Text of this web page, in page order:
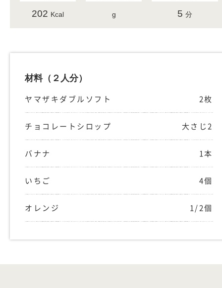
202 Kcal g 5 分
材料（２人分）
ヤマザキダブルソフト 2枚
チョコレートシロップ 大さじ2
バナナ 1本
いちご 4個
オレンジ 1/2個